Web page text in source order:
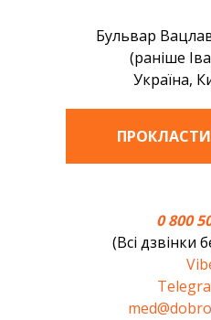
Бульвар
(раніше
Україна,
0 800
(Всі дзвінки